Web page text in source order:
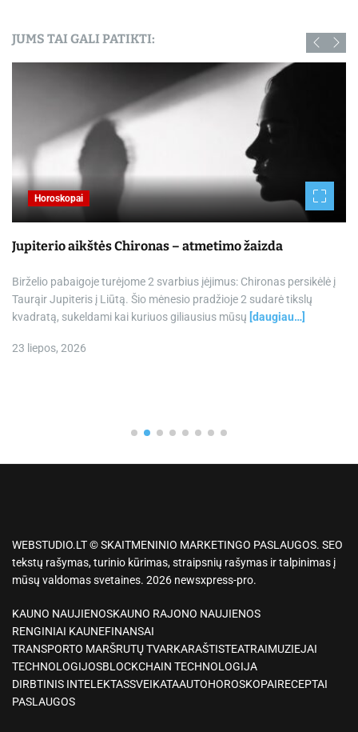
JUMS TAI GALI PATIKTI:
Horoskopai
Jupiterio aikštės Chironas – atmetimo žaizda
Birželio pabaigoje turėjome 2 svarbius įėjimus: Chironas persikėlė į
Taurąir Jupiteris į Liūtą. Šio mėnesio pradžioje 2 sudarė tikslų
kvadratą, sukeldami kai kuriuos giliausius mūsų [daugiau…]
23 liepos, 2026
WEBSTUDIO.LT © SKAITMENINIO MARKETINGO PASLAUGOS. SEO
tekstų rašymas, turinio kūrimas, straipsnių rašymas ir talpinimas į
mūsų valdomas svetaines. 2026 newsxpress-pro.
KAUNO NAUJIENOSKAUNO RAJONO NAUJIENOS
RENGINIAI KAUNEFINANSAI
TRANSPORTO MARŠRUTŲ TVARKARAŠTISTEATRAIMUZIEJAI
TECHNOLOGIJOSBLOCKCHAIN TECHNOLOGIJA
DIRBTINIS INTELEKTASSVEIKATAAUTOHOROSKOPAIRECEPTAI
PASLAUGOS